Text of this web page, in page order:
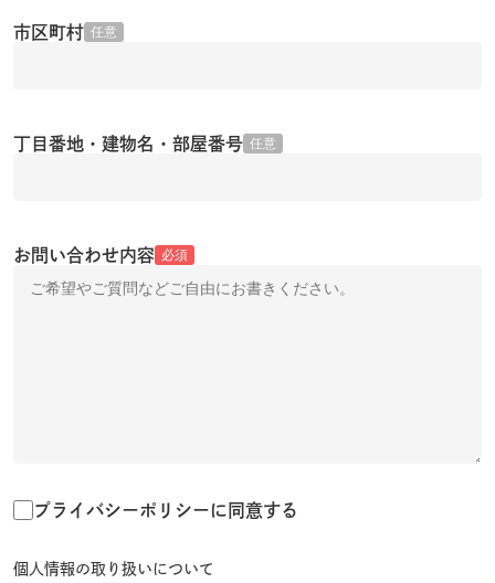
市区町村 任意
丁目番地・建物名・部屋番号 任意
お問い合わせ内容 必須
プライバシーポリシーに同意する
個人情報の取り扱いについて